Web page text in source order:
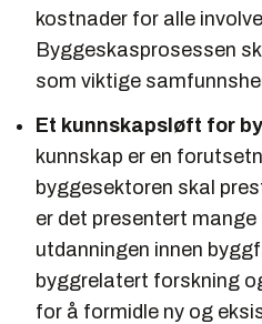
kostnader for alle
Byggeskasprosessen
som viktige
Et kunnskapsløft for
kunnskap er en
byggesektoren skal
er det presentert
utdanningen innen
byggrelatert forskning
for å formidle ny og